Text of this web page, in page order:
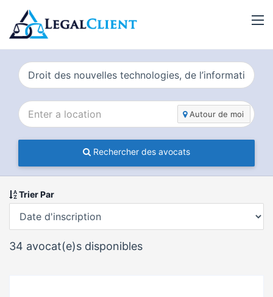
Autour de moi
Rechercher des avocats
Trier Par
34 avocat(e)s disponibles